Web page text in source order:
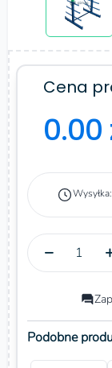
Cena
0.00
Wysyłka:
−
Podobne